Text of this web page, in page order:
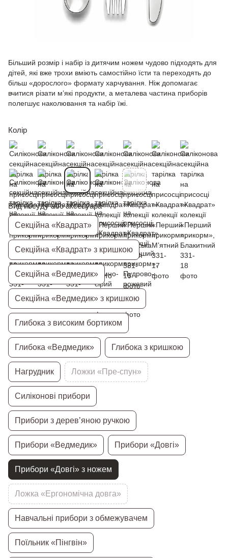
Більший розмір і набір із дитячим ножем чудово підходять для
дітей, які вже трохи вміють самостійно їсти та переходять до
більш «дорослого» формату харчування. Ніж допомагає
вчитися різати м’які продукти, а металева частина приборів
полегшує наколювання та набір їжі.
Колір
Вид посуду або аксесуара
Секційна «Квадрат»
Секційна «Квадрат» з кришкою
Секційна «Ведмедик»
Секційна «Ведмедик» з кришкою
Глибока з високим бортиком
Глибока «Ведмедик» Глибока з кришкою
Нагрудник Ложки «Пре-спун»
Силіконові прибори
Прибори з дерев’яною ручкою
Прибори «Ведмедик» Прибори «Довгі»
Прибори «Довгі» з ножем
Ложка «Ергономічна довга»
Навчальні прибори з обмежувачем
Поїльник «Пінгвін»